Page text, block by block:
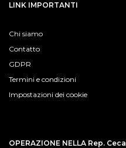
LINK IMPORTANTI
Chi siamo
Contatto
GDPR
Termini e condizioni
Impostazioni dei cookie
OPERAZIONE NELLA Rep. Ceca